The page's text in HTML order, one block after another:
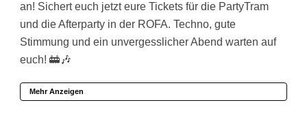
an! Sichert euch jetzt eure Tickets für die PartyTram
und die Afterparty in der ROFA. Techno, gute
Stimmung und ein unvergesslicher Abend warten auf
euch! 🚋🎶
Mehr Anzeigen